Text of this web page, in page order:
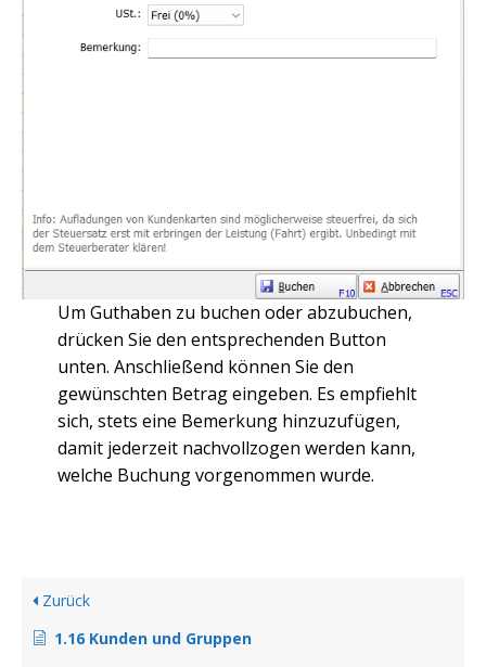
Um Guthaben zu buchen oder abzubuchen,
drücken Sie den entsprechenden Button
unten. Anschließend können Sie den
gewünschten Betrag eingeben. Es empfiehlt
sich, stets eine Bemerkung hinzuzufügen,
damit jederzeit nachvollzogen werden kann,
welche Buchung vorgenommen wurde.
Zurück
1.16 Kunden und Gruppen